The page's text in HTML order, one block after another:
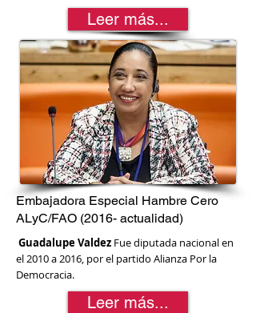
Leer más...
Embajadora Especial Hambre Cero
ALyC/FAO (2016- actualidad)
Guadalupe Valdez Fue diputada nacional en
el 2010 a 2016, por el partido Alianza Por la
Democracia.
Leer más...